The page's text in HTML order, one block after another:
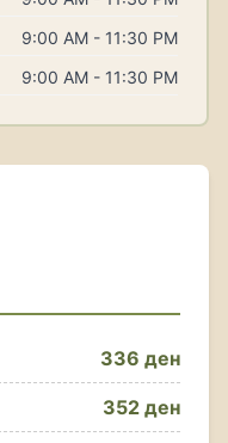
9:00 AM - 11:30 PM
9:00 AM - 11:30 PM
336 ден
352 ден